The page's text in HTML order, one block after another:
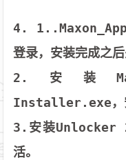
4.
登录，安装完成之
2.安装
Installer.exe，安
3.安装Unlocker
活。